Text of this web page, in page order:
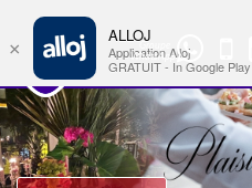
Groupe
WhatsApp
×
ALLOJ
Application Alloj
GRATUIT - In Google Play